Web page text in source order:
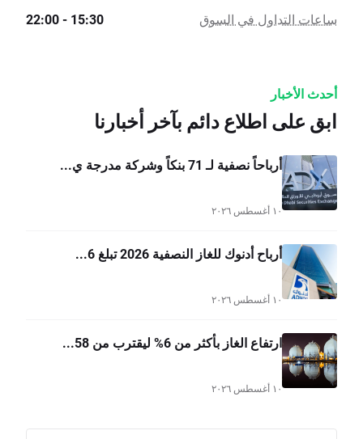
ساعات التداول في السوق 15:30 - 22:00
أحدث الأخبار
ابق على اطلاع دائم بآخر أخبارنا
أرباحاً نصفية لـ 71 بنكاً وشركة مدرجة ي...
١٠ أغسطس ٢٠٢٦
أرباح أدنوك للغاز النصفية 2026 تبلغ 6...
١٠ أغسطس ٢٠٢٦
ارتفاع الغاز بأكثر من 6% ليقترب من 58...
١٠ أغسطس ٢٠٢٦